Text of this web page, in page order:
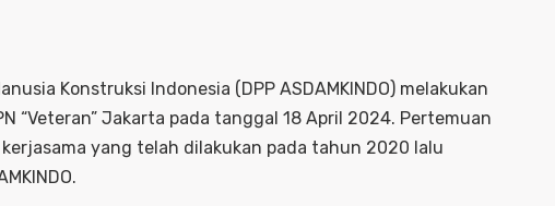
Konstruksi Indonesia (DPP ASDAMKINDO) melakukan
“Veteran” Jakarta pada tanggal 18 April 2024. Pertemuan
yang telah dilakukan pada tahun 2020 lalu